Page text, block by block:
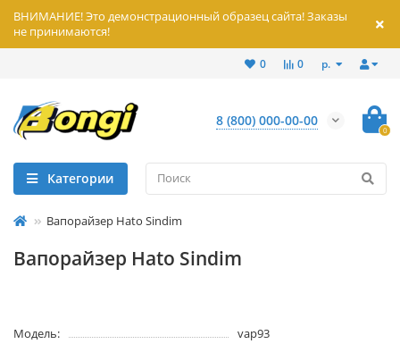
ВНИМАНИЕ! Это демонстрационный образец сайта! Заказы
не принимаются!
р.
0
0
8 (800) 000-00-00
0
Категории
Вапорайзер Hato Sindim
Вапорайзер Hato Sindim
Модель:
vap93